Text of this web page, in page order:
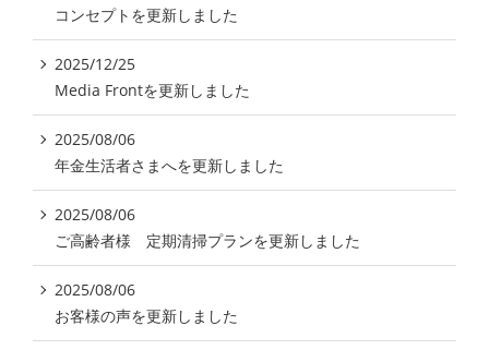
コンセプトを更新しました
2025/12/25
Media Frontを更新しました
2025/08/06
年金生活者さまへを更新しました
2025/08/06
ご高齢者様 定期清掃プランを更新しました
2025/08/06
お客様の声を更新しました